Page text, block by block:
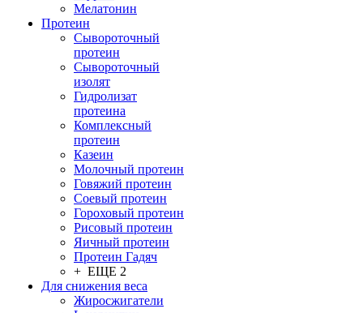
Мелатонин
Протеин
Сывороточный
протеин
Сывороточный
изолят
Гидролизат
протеина
Комплексный
протеин
Казеин
Молочный протеин
Говяжий протеин
Соевый протеин
Гороховый протеин
Рисовый протеин
Яичный протеин
Протеин Гадяч
+ ЕЩЕ 2
Для снижения веса
Жиросжигатели